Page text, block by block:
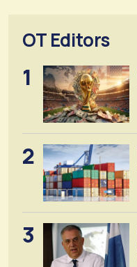
OT Editors
1
2
3